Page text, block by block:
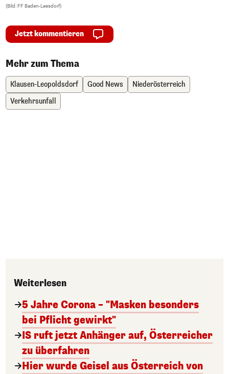
(Bild: FF Baden-Leesdorf)
Jetzt kommentieren
Mehr zum Thema
Klausen-Leopoldsdorf Good News
Niederösterreich
Verkehrsunfall
Weiterlesen
5 Jahre Corona – "Masken besonders
bei Pflicht gewirkt"
IS ruft jetzt Anhänger auf, Österreicher
zu überfahren
Hier wurde Geisel aus Österreich von